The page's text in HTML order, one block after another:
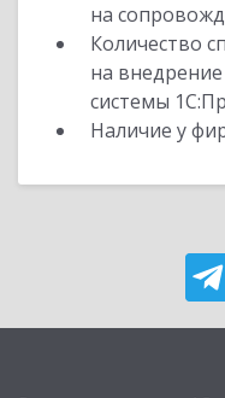
на
Количество
на
системы
Наличие у